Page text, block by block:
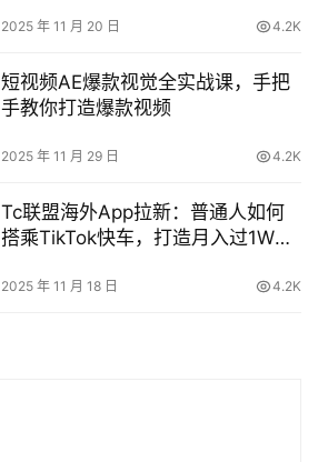
2025 年 11 月 20 日 4.2K
短视频AE爆款视觉全实战课，手把
手教你打造爆款视频
2025 年 11 月 29 日 4.2K
Tc联盟海外App拉新：普通人如何
搭乘TikTok快车，打造月入过1W的
2025 年 11 月 18 日 4.2K